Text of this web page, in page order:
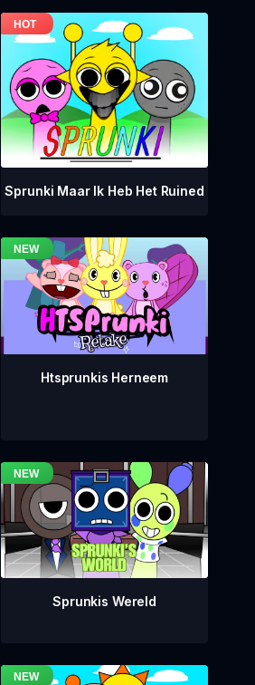
Sprunki Maar Ik Heb Het Ruined
Htsprunkis Herneem
Sprunkis Wereld